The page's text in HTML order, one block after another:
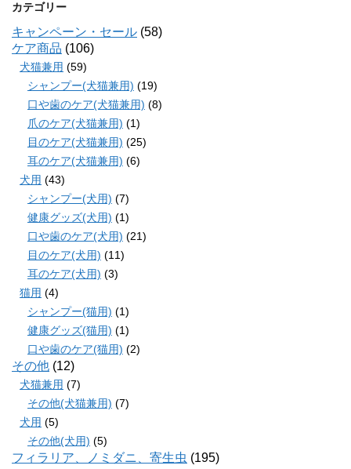
カテゴリー
キャンペーン・セール (58)
ケア商品 (106)
犬猫兼用 (59)
シャンプー(犬猫兼用) (19)
口や歯のケア(犬猫兼用) (8)
爪のケア(犬猫兼用) (1)
目のケア(犬猫兼用) (25)
耳のケア(犬猫兼用) (6)
犬用 (43)
シャンプー(犬用) (7)
健康グッズ(犬用) (1)
口や歯のケア(犬用) (21)
目のケア(犬用) (11)
耳のケア(犬用) (3)
猫用 (4)
シャンプー(猫用) (1)
健康グッズ(猫用) (1)
口や歯のケア(猫用) (2)
その他 (12)
犬猫兼用 (7)
その他(犬猫兼用) (7)
犬用 (5)
その他(犬用) (5)
フィラリア、ノミダニ、寄生虫 (195)